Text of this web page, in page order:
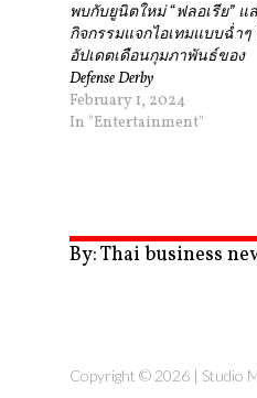
พบกับยูนิตใหม่ “ฟลอเรีย” แ
กิจกรรมแจกไอเทมแบบฉ่ำๆ
อัปเดตเดือนกุมภาพันธ์ของ
Defense Derby
February 1, 2024
In "Entertainment"
By: Thai business
Copyright © 2026 | Studio